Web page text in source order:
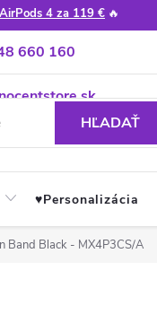
4 za 119 € 🔥
660 160
a tipy
HĽADAŤ
♥︎Personalizácia
Band Black - MX4P3CS/A